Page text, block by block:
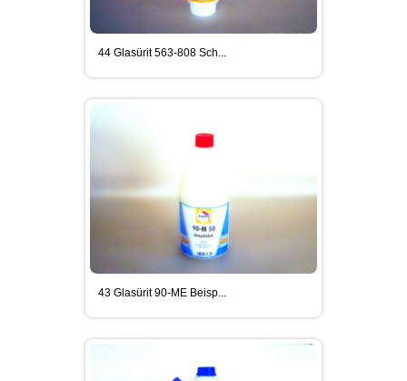
44 Glasürit 563-808 Sch...
43 Glasürit 90-ME Beisp...